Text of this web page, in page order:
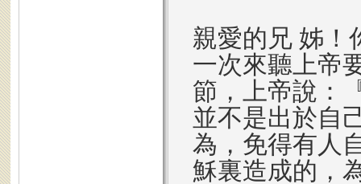
親愛的兄 姊！
一次來聽上帝
節，上帝說：
並不是出於自
為，免得有人
穌裏造成的，